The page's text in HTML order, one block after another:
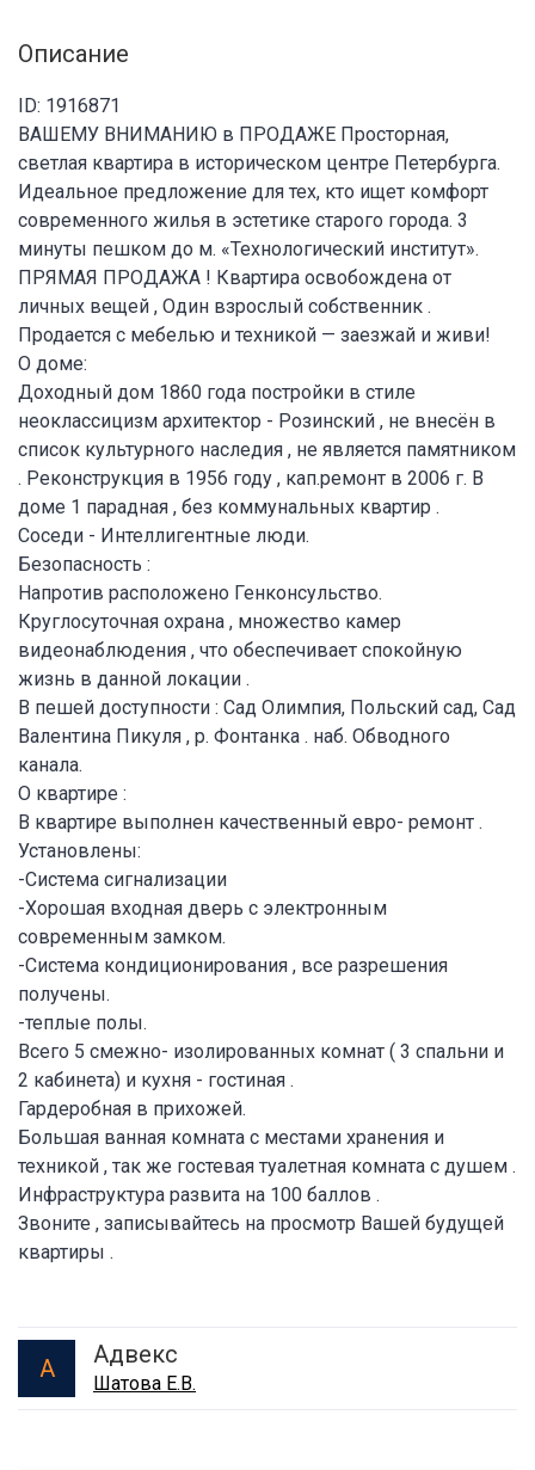
Описание
ID: 1916871
ВАШЕМУ ВНИМАНИЮ в ПРОДАЖЕ Просторная,
светлая квартира в историческом центре Петербурга.
Идеальное предложение для тех, кто ищет комфорт
современного жилья в эстетике старого города. 3
минуты пешком до м. «Технологический институт».
ПРЯМАЯ ПРОДАЖА ! Квартира освобождена от
личных вещей , Один взрослый собственник .
Продается с мебелью и техникой — заезжай и живи!
О доме:
Доходный дом 1860 года постройки в стиле
неоклассицизм архитектор - Розинский , не внесён в
список культурного наследия , не является памятником
. Реконструкция в 1956 году , кап.ремонт в 2006 г. В
доме 1 парадная , без коммунальных квартир .
Соседи - Интеллигентные люди.
Безопасность :
Напротив расположено Генконсульство.
Круглосуточная охрана , множество камер
видеонаблюдения , что обеспечивает спокойную
жизнь в данной локации .
В пешей доступности : Сад Олимпия, Польский сад, Сад
Валентина Пикуля , р. Фонтанка . наб. Обводного
канала.
О квартире :
В квартире выполнен качественный евро- ремонт .
Установлены:
-Система сигнализации
-Хорошая входная дверь с электронным
современным замком.
-Система кондиционирования , все разрешения
получены.
-теплые полы.
Всего 5 смежно- изолированных комнат ( 3 спальни и
2 кабинета) и кухня - гостиная .
Гардеробная в прихожей.
Большая ванная комната с местами хранения и
техникой , так же гостевая туалетная комната с душем .
Инфраструктура развита на 100 баллов .
Звоните , записывайтесь на просмотр Вашей будущей
квартиры .
А Адвекс
Шатова Е.В.